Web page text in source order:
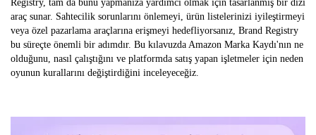
Registry, tam da bunu yapmanıza yardımcı olmak için tasarlanmış bir dizi
araç sunar. Sahtecilik sorunlarını önlemeyi, ürün listelerinizi iyileştirmeyi
veya özel pazarlama araçlarına erişmeyi hedefliyorsanız, Brand Registry
bu süreçte önemli bir adımdır. Bu kılavuzda Amazon Marka Kaydı'nın ne
olduğunu, nasıl çalıştığını ve platformda satış yapan işletmeler için neden
oyunun kurallarını değiştirdiğini inceleyeceğiz.